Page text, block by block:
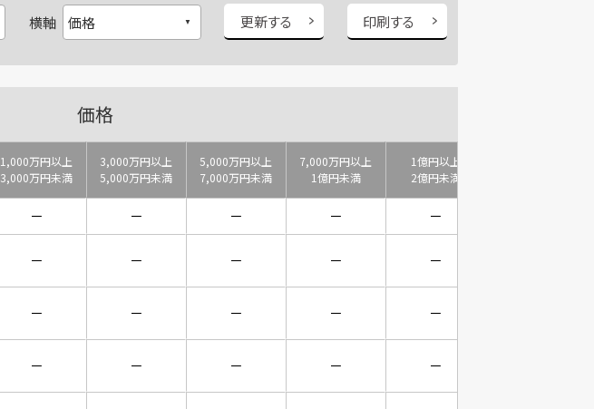
横軸 更新する 印刷する
価格
1,000万円以上
3,000万円未満
3,000万円以上
5,000万円未満
5,000万円以上
7,000万円未満
7,000万円以上
1億円未満
1億円以上
2億円未満
－ － － － －
－ － － － －
－ － － － －
－ － － － －